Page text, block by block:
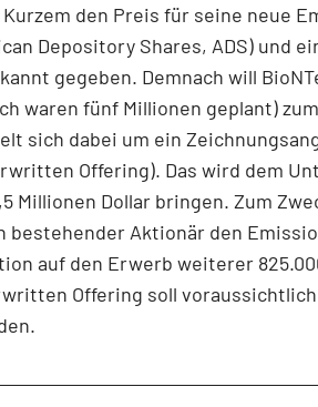
den Preis für seine neue
Depository Shares, ADS) und
gegeben. Demnach will
waren fünf Millionen geplant)
sich dabei um ein
Offering). Das wird dem
Millionen Dollar bringen. Zum
Aktionär den
auf den Erwerb weiterer
Offering soll voraussichtlich